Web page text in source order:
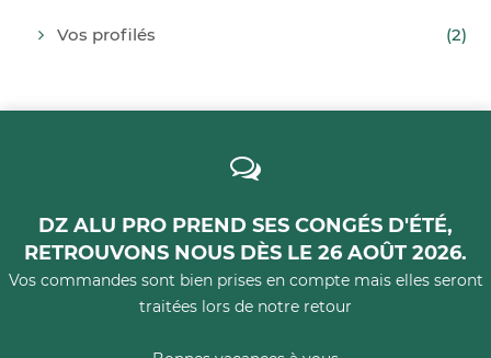
DZ ALU PRO PREND SES CONGÉS D'ÉTÉ,
RETROUVONS NOUS DÈS LE 26 AOÛT 2026.
Vos commandes sont bien prises en compte mais elles seront
traitées lors de notre retour
Vos profilés (2)